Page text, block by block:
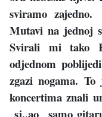
sviramo
Mutavi na jednoj
Svirali mi tako
odjednom
zgazi nogama.
koncertima znali
sj..ao samo